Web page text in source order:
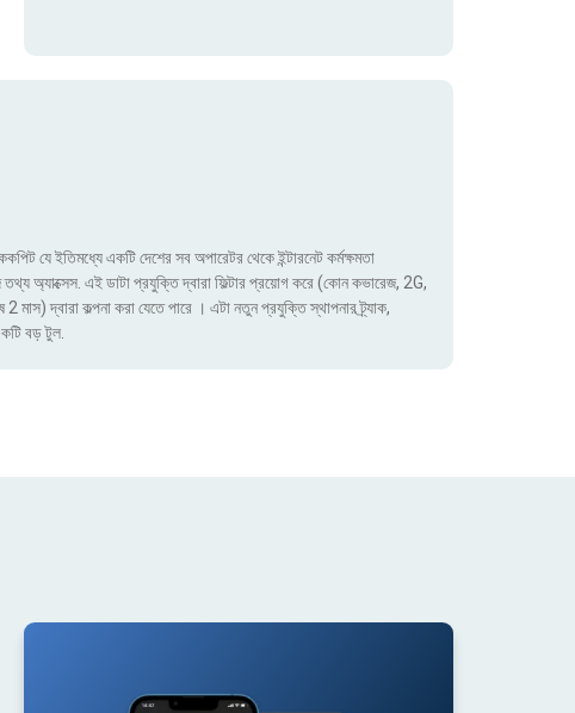
যে ইতিমধ্যে একটি দেশের সব অপারেটর থেকে ইন্টারনেট কর্মক্ষমতা
অ্যাক্সেস. এই ডাটা প্রযুক্তি দ্বারা ফিল্টার প্রয়োগ করে (কোন কভারেজ, 2G,
দ্বারা কল্পনা করা যেতে পারে । এটা নতুন প্রযুক্তি স্থাপনার ট্র্যাক,
বড় টুল.